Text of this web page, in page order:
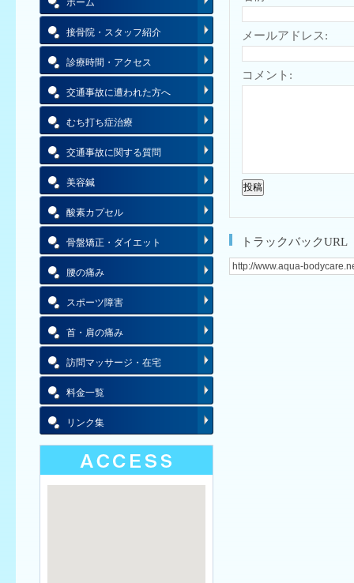
メールアドレス:
コメント:
トラックバックURL
ホーム
接骨院・スタッフ紹介
診療時間・アクセス
交通事故に遭われた方へ
むち打ち症治療
交通事故に関する質問
美容鍼
酸素カプセル
骨盤矯正・ダイエット
腰の痛み
スポーツ障害
首・肩の痛み
訪問マッサージ・在宅
料金一覧
リンク集